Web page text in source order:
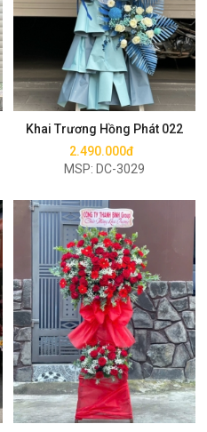
Khai Trương Hồng Phát 022
2.490.000đ
MSP: DC-3029
Mua ngay
Mua ngay